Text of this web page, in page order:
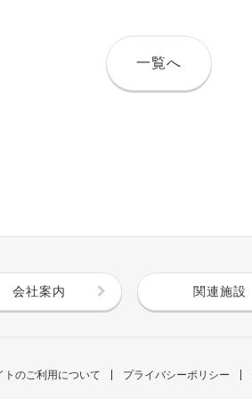
一覧へ
会社案内 関連施設
トのご利用について プライバシーポリシー